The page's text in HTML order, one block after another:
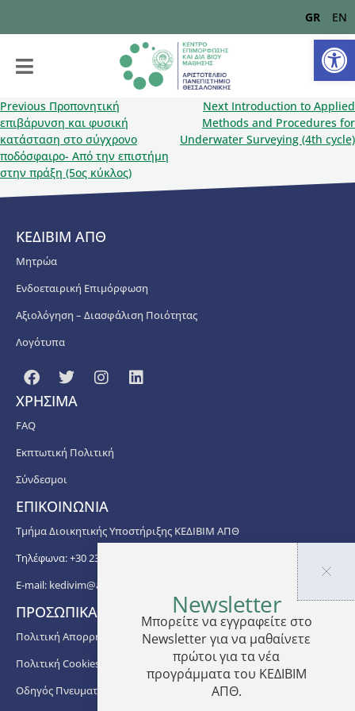
GR EN
Previous Προπονητική
επιβάρυνση και φυσική
κατάσταση στο σύγχρονο
ποδόσφαιρο- Από την επιστήμη
στην πράξη (5ος κύκλος)
Next Introduction to Applied
Methods and Procedures for
Underwater Surveying (4th cycle)
ΚΕΔΙΒΙΜ ΑΠΘ
Μητρώα
Ενδοεταιρική Επιμόρφωση
Αξιολόγηση – Διασφάλιση Ποιότητας
Λογότυπα
ΧΡΗΣΙΜΑ
FAQ
Εκπτωτική Πολιτική
Σύνδεσμοι
ΕΠΙΚΟΙΝΩΝΙΑ
Τμήμα Διοικητικής Υποστήριξης ΚΕΔΙΒΙΜ ΑΠΘ
Τηλέφωνα: +30 2310 99 67 -76, -88, -82, -83, -81
E-mail: kedivim@auth.gr
ΠΡΟΣΩΠΙΚΑ ΔΕΔΟΜΕΝΑ
Πολιτική Απορρήτου
Πολιτική Cookies
Οδηγός Πνευματικής Ιδιοκτησίας ΑΠΘ
Newsletter
Μπορείτε να εγγραφείτε στο
Newsletter για να μαθαίνετε
πρώτοι για τα νέα
προγράμματα του ΚΕΔΙΒΙΜ
ΑΠΘ.